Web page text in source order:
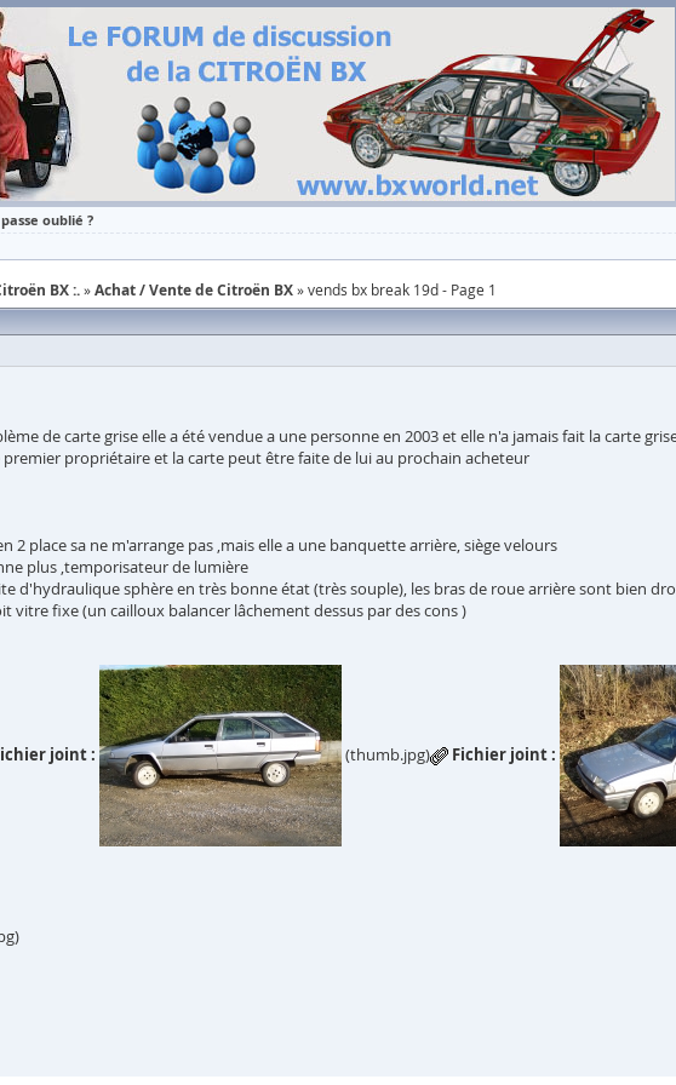
oublié ?
BX :. Achat / Vente de Citroën BX vends bx break 19d - Page 1
de carte grise elle a été vendue a une personne en 2003 et elle n'a jamais fait la carte
propriétaire et la carte peut être faite de lui au prochain acheteur
2 place sa ne m'arrange pas ,mais elle a une banquette arrière, siège velours
plus ,temporisateur de lumière
d'hydraulique sphère en très bonne état (très souple), les bras de roue arrière sont bien
vitre fixe (un cailloux balancer lâchement dessus par des cons )
joint : (thumb.jpg) Fichier joint :